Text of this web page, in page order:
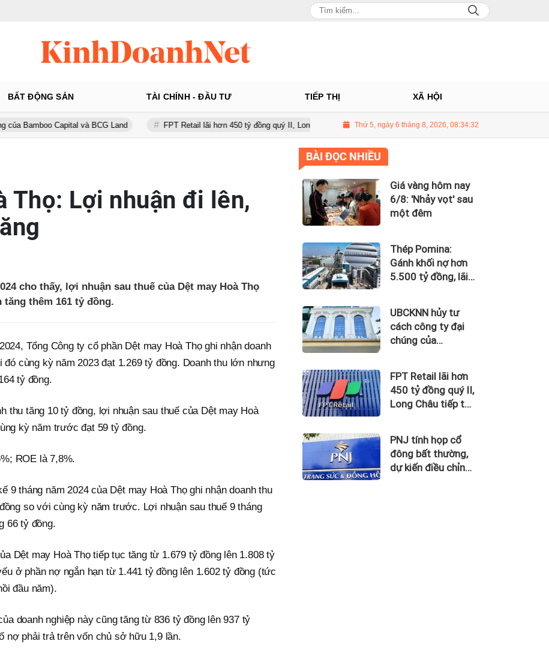
BẤT ĐỘNG SẢN TÀI CHÍNH - ĐẦU TƯ TIẾP THỊ XÃ HỘI
Capital và BCG Land FPT Retail lãi hơn 450 tỷ đồng quý II, Long Châu tiếp tục là động lực chính PNJ tính họp cổ đông bất thường, dự
Thứ 5, ngày 6 tháng 8, 2026, 08:34:33
Thọ: Lợi nhuận đi lên,
cho thấy, lợi nhuận sau thuế của Dệt may Hoà Thọ
thêm 161 tỷ đồng.
Tổng Công ty cổ phần Dệt may Hoà Thọ ghi nhận doanh
cùng kỳ năm 2023 đạt 1.269 tỷ đồng. Doanh thu lớn nhưng
tỷ đồng.
thu tăng 10 tỷ đồng, lợi nhuận sau thuế của Dệt may Hoà
kỳ năm trước đạt 59 tỷ đồng.
ROE là 7,8%.
9 tháng năm 2024 của Dệt may Hoà Thọ ghi nhận doanh thu
so với cùng kỳ năm trước. Lợi nhuận sau thuế 9 tháng
66 tỷ đồng.
Dệt may Hoà Thọ tiếp tục tăng từ 1.679 tỷ đồng lên 1.808 tỷ
ở phần nợ ngắn hạn từ 1.441 tỷ đồng lên 1.602 tỷ đồng (tức
đầu năm).
doanh nghiệp này cũng tăng từ 836 tỷ đồng lên 937 tỷ
nợ phải trả trên vốn chủ sở hữu 1,9 lần.
BÀI ĐỌC NHIỀU
Giá vàng hôm nay
6/8: 'Nhảy vọt' sau
một đêm
Thép Pomina:
Gánh khối nợ hơn
5.500 tỷ đồng, lãi
UBCKNN hủy tư
cách công ty đại
chúng của
FPT Retail lãi hơn
450 tỷ đồng quý II,
Long Châu tiếp tục
PNJ tính họp cổ
đông bất thường,
dự kiến điều chỉnh